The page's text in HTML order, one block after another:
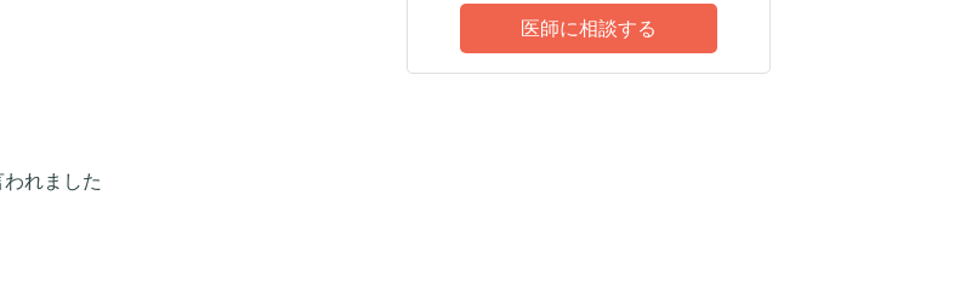
れました
医師に相談する